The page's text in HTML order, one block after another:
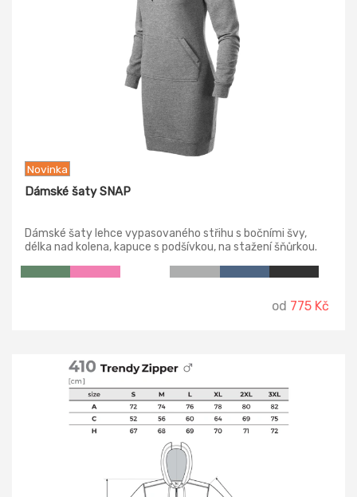
Novinka
Dámské šaty SNAP
Dámské šaty lehce vypasovaného střihu s bočními švy,
délka nad kolena, kapuce s podšívkou, na stažení šňůrkou.
od 775 Kč